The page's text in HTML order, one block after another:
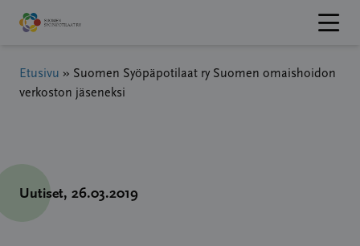
Hyppää
sisältöön
Etusivu » Suomen Syöpäpotilaat ry Suomen omaishoidon
verkoston jäseneksi
Uutiset, 26.03.2019